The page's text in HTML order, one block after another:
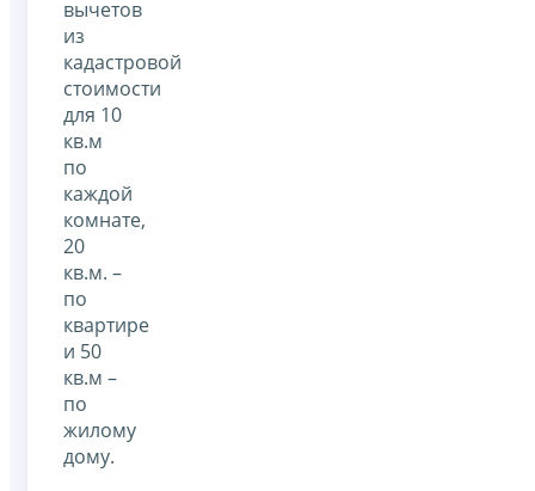
вычетов
из
кадастровой
стоимости
для 10
кв.м
по
каждой
комнате,
20
кв.м. –
по
квартире
и 50
кв.м –
по
жилому
дому.